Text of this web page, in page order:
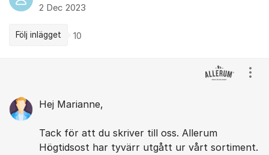
2 Dec 2023
Följ inlägget 10
Hej Marianne,
Tack för att du skriver till oss. Allerum
Högtidsost har tyvärr utgått ur vårt sortiment.